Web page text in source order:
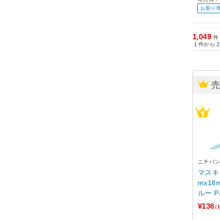
お取り
1,049 件
1 件から
ニチバン
マス
ルー
【864
¥136 (